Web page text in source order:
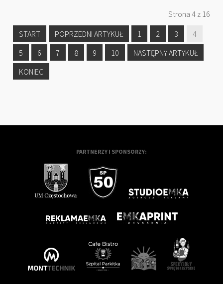
Strona 4 z 16
START
POPRZEDNI ARTYKUŁ 1 2 3
4
5
6 7 8 9 10
NASTĘPNY ARTYKUŁ
KONIEC
PARTNERZY I SPONSORZY: